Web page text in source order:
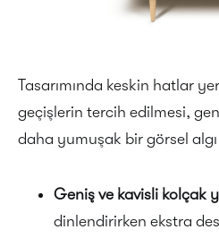
Tasarımında keskin hatlar
geçişlerin tercih edilmesi,
daha yumuşak bir görsel
Geniş ve kavisli kolçak
dinlendirirken ekstra